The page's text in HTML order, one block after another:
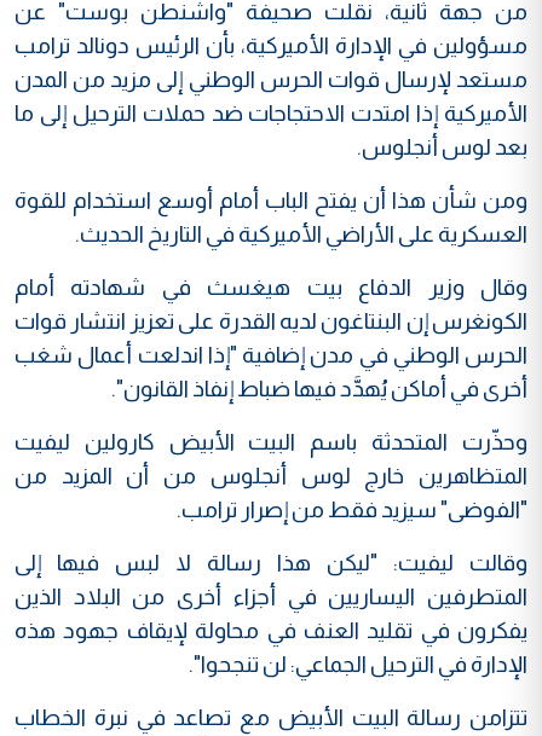
من جهة ثانية، نقلت صحيفة "واشنطن بوست" عن
مسؤولين في الإدارة الأميركية، بأن الرئيس دونالد ترامب
مستعد لإرسال قوات الحرس الوطني إلى مزيد من المدن
الأميركية إذا امتدت الاحتجاجات ضد حملات الترحيل إلى ما
بعد لوس أنجلوس.
ومن شأن هذا أن يفتح الباب أمام أوسع استخدام للقوة
العسكرية على الأراضي الأميركية في التاريخ الحديث.
وقال وزير الدفاع بيت هيغسث في شهادته أمام
الكونغرس إن البنتاغون لديه القدرة على تعزيز انتشار قوات
الحرس الوطني في مدن إضافية "إذا اندلعت أعمال شغب
أخرى في أماكن يُهدَّد فيها ضباط إنفاذ القانون".
وحذّرت المتحدثة باسم البيت الأبيض كارولين ليفيت
المتظاهرين خارج لوس أنجلوس من أن المزيد من
"الفوضى" سيزيد فقط من إصرار ترامب.
وقالت ليفيت: "ليكن هذا رسالة لا لبس فيها إلى
المتطرفين اليساريين في أجزاء أخرى من البلاد الذين
يفكرون في تقليد العنف في محاولة لإيقاف جهود هذه
الإدارة في الترحيل الجماعي: لن تنجحوا".
تتزامن رسالة البيت الأبيض مع تصاعد في نبرة الخطاب